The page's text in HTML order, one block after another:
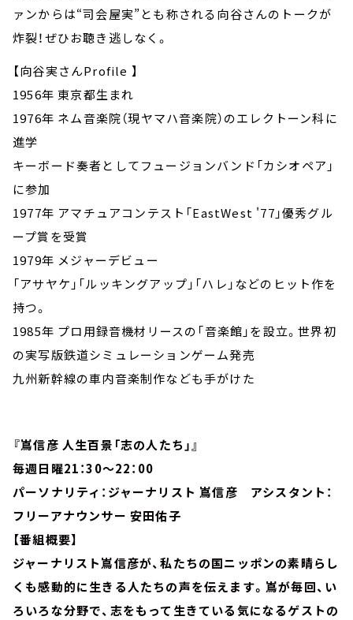
ァンからは“司会屋実”とも称される向谷さんのトークが
炸裂！ぜひお聴き逃しなく。
【向谷実さんProfile 】
1956年 東京都生まれ
1976年 ネム音楽院（現ヤマハ音楽院）のエレクトーン科に
進学
キーボード奏者としてフュージョンバンド「カシオペア」
に参加
1977年 アマチュアコンテスト「EastWest '77」優秀グル
ープ賞を受賞
1979年 メジャーデビュー
「アサヤケ」「ルッキングアップ」「ハレ」などのヒット作を
持つ。
1985年 プロ用録音機材リースの「音楽館」を設立。世界初
の実写版鉄道シミュレーションゲーム発売
九州新幹線の車内音楽制作なども手がけた
『嶌信彦 人生百景「志の人たち」』
毎週日曜21：30～22：00
パーソナリティ：ジャーナリスト 嶌信彦 アシスタント：
フリーアナウンサー 安田佑子
【番組概要】
ジャーナリスト嶌信彦が、私たちの国ニッポンの素晴らし
くも感動的に生きる人たちの声を伝えます。嶌が毎回、い
ろいろな分野で、志をもって生きている気になるゲストの